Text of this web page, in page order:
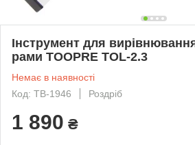
Інструмент для
рами TOOPRE TOL-2.3
Немає в наявності
Код: TB-1946
Роздріб
1 890 ₴